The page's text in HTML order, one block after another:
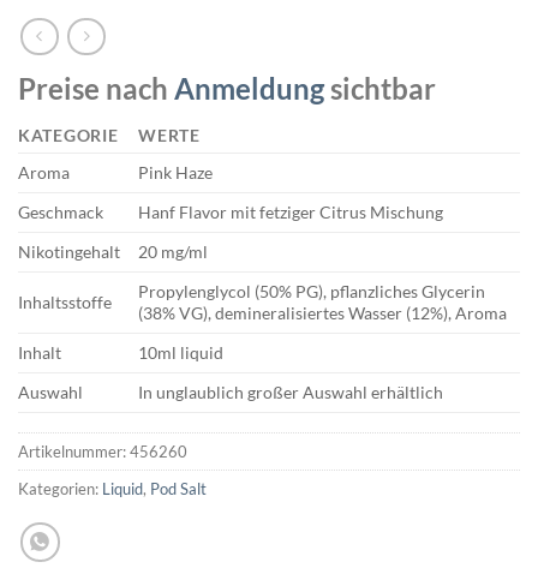
Preise nach Anmeldungsichtbar
KATEGORIE
WERTE
Aroma
Pink Haze
Geschmack
Hanf Flavor mit fetziger Citrus Mischung
Nikotingehalt
20 mg/ml
Inhaltsstoffe
Propylenglycol (50% PG), pflanzliches Glycerin
(38% VG), demineralisiertes Wasser (12%), Aroma
Inhalt
10ml liquid
Auswahl
In unglaublich großer Auswahl erhältlich
Artikelnummer:456260
Kategorien: Liquid, Pod Salt